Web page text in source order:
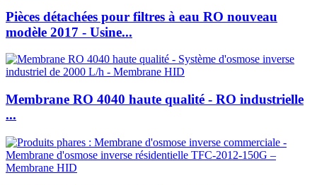
Pièces détachées pour filtres à eau RO nouveau
modèle 2017 - Usine...
Membrane RO 4040 haute qualité - RO industrielle
...